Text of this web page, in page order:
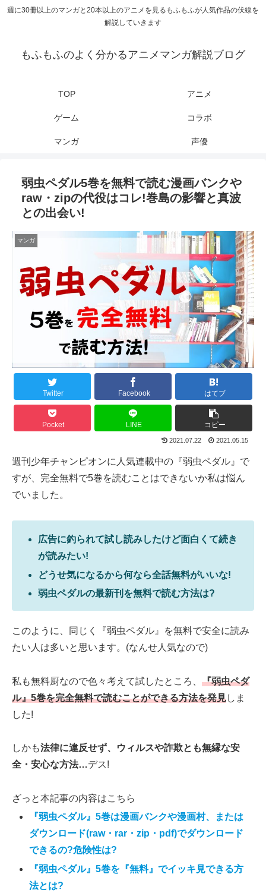
週に30冊以上のマンガと20本以上のアニメを見るもふもふが人気作品の伏線を
解説していきます
もふもふのよく分かるアニメマンガ解説ブログ
TOP アニメ
ゲーム コラボ
マンガ 声優
弱虫ペダル5巻を無料で読む漫画バンクや
raw・zipの代役はコレ!巻島の影響と真波
との出会い!
マンガ
Twitter Facebook はてブ
Pocket LINE コピー
2021.07.22 2021.05.15
週刊少年チャンピオンに人気連載中の『弱虫ペダル』で
すが、完全無料で5巻を読むことはできないか私は悩ん
でいました。
広告に釣られて試し読みしたけど面白くて続き
が読みたい!
どうせ気になるから何なら全話無料がいいな!
弱虫ペダルの最新刊を無料で読む方法は?
このように、同じく『弱虫ペダル』を無料で安全に読み
たい人は多いと思います。(なんせ人気なので)
私も無料厨なので色々考えて試したところ、 『弱虫ペダ
ル』5巻を完全無料で読むことができる方法を発見しま
した!
しかも法律に違反せず、ウィルスや詐欺とも無縁な安
全・安心な方法…デス!
ざっと本記事の内容はこちら
『弱虫ペダル』5巻は漫画バンクや漫画村、または
ダウンロード(raw・rar・zip・pdf)でダウンロード
できるの?危険性は?
『弱虫ペダル』5巻を『無料』でイッキ見できる方
法とは?